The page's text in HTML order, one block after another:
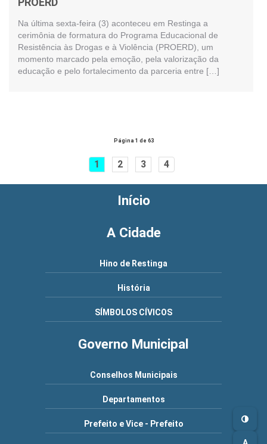
Na última sexta-feira (3) aconteceu em Restinga a
cerimônia de formatura do Programa Educacional de
Resistência às Drogas e à Violência (PROERD), um
momento marcado pela emoção, pela valorização da
educação e pelo fortalecimento da parceria entre […]
Página 1 de 63
1 2 3 4
Início
A Cidade
Hino de Restinga
História
SÍMBOLOS CÍVICOS
Governo Municipal
Conselhos Municipais
Departamentos
Prefeito e Vice - Prefeito